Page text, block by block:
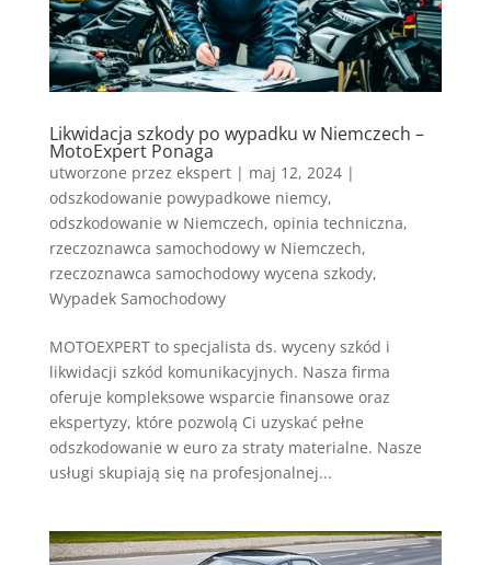
Likwidacja szkody po wypadku w Niemczech –
MotoExpert Ponaga
utworzone przez ekspert| maj 12, 2024|
odszkodowanie powypadkowe niemcy,
odszkodowanie w Niemczech, opinia techniczna,
rzeczoznawca samochodowy w Niemczech,
rzeczoznawca samochodowy wycena szkody,
Wypadek Samochodowy
MOTOEXPERT to specjalista ds. wyceny szkód i
likwidacji szkód komunikacyjnych. Nasza firma
oferuje kompleksowe wsparcie finansowe oraz
ekspertyzy, które pozwolą Ci uzyskać pełne
odszkodowanie w euro za straty materialne. Nasze
usługi skupiają się na profesjonalnej...